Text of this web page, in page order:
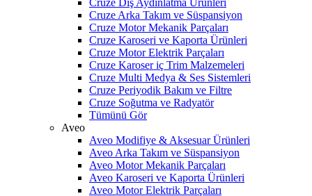
Cruze Dış Aydınlatma Ürünleri
Cruze Arka Takım ve Süspansiyon
Cruze Motor Mekanik Parçaları
Cruze Karoseri ve Kaporta Ürünleri
Cruze Motor Elektrik Parçaları
Cruze Karoser iç Trim Malzemeleri
Cruze Multi Medya & Ses Sistemleri
Cruze Periyodik Bakım ve Filtre
Cruze Soğutma ve Radyatör
Tümünü Gör
Aveo
Aveo Modifiye & Aksesuar Ürünleri
Aveo Arka Takım ve Süspansiyon
Aveo Motor Mekanik Parçaları
Aveo Karoseri ve Kaporta Ürünleri
Aveo Motor Elektrik Parçaları